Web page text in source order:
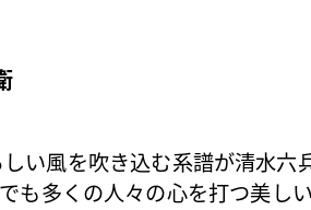
い風を吹き込む系譜が清水六
も多くの人々の心を打つ美し